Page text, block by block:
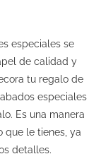
especiales se
de calidad y
tu regalo de
especiales
Es una manera
que le tienes, ya
detalles.